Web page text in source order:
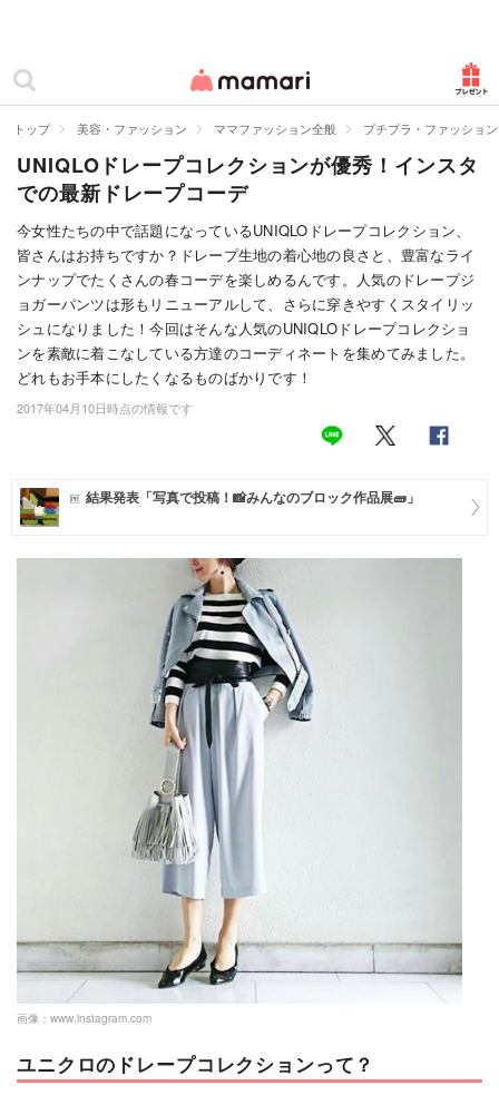
ママリ
カテゴリー一覧
妊娠
出産
赤ちゃん・育児
子育て・家族
病院
住まい
トップ 美容・ファッション ママファッション全般 プチプラ・ファッション
UNIQLOドレープコレクションが優秀！インスタ
での最新ドレープコーデ
今女性たちの中で話題になっているUNIQLOドレープコレクション、
皆さんはお持ちですか？ドレープ生地の着心地の良さと、豊富なライ
ンナップでたくさんの春コーデを楽しめるんです。人気のドレープジ
ョガーパンツは形もリニューアルして、さらに穿きやすくスタイリッ
シュになりました！今回はそんな人気のUNIQLOドレープコレクショ
ンを素敵に着こなしている方達のコーディネートを集めてみました。
どれもお手本にしたくなるものばかりです！
2017年04月10日時点の情報です
結果発表「写真で投稿！📸みんなのブロック作品展🧱」
画像： www.instagram.com
ユニクロのドレープコレクションって？